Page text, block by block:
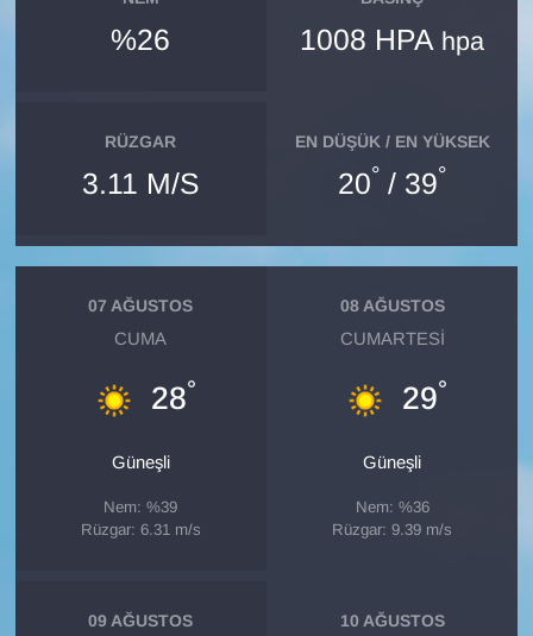
%26 1008 HPA hpa
RÜZGAR
3.11 M/S
EN DÜŞÜK / EN YÜKSEK
20° / 39°
07 AĞUSTOS
CUMA
28°
Güneşli
Nem: %39
Rüzgar: 6.31 m/s
08 AĞUSTOS
CUMARTESI
29°
Güneşli
Nem: %36
Rüzgar: 9.39 m/s
09 AĞUSTOS
10 AĞUSTOS
KURDÎ
MEDYA
ONE EKONOMİ
POLİTİKA
Resmi İlanlar
SİYASET